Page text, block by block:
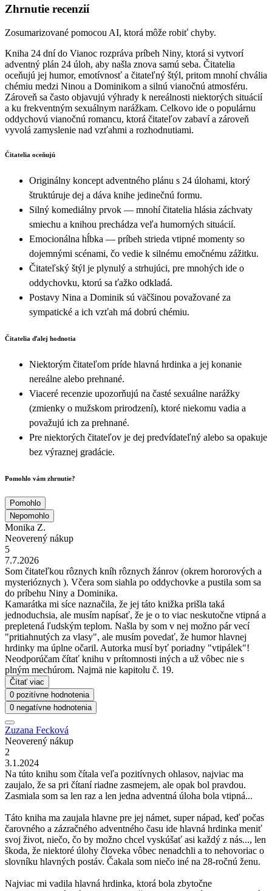
Zhrnutie recenzií
Zosumarizované pomocou AI, ktorá môže robiť chyby.
Kniha 24 dní do Vianoc rozpráva príbeh Niny, ktorá si vytvorí
adventný plán 24 úloh, aby našla znova samú seba. Čitatelia
oceňujú jej humor, emotívnosť a čitateľný štýl, pritom mnohí chvália
chémiu medzi Ninou a Dominikom a silnú vianočnú atmosféru.
Zároveň sa často objavujú výhrady k nereálnosti niektorých situácií
a ku frekventným sexuálnym narážkam. Celkovo ide o populárnu
oddychovú vianočnú romancu, ktorá čitateľov zabaví a zároveň
vyvolá zamyslenie nad vzťahmi a rozhodnutiami.
Čitatelia oceňujú
Originálny koncept adventného plánu s 24 úlohami, ktorý
štruktúruje dej a dáva knihe jedinečnú formu.
Silný komediálny prvok — mnohí čitatelia hlásia záchvaty
smiechu a knihou prechádza veľa humorných situácií.
Emocionálna hĺbka — príbeh strieda vtipné momenty so
dojemnými scénami, čo vedie k silnému emočnému zážitku.
Čitateľský štýl je plynulý a strhujúci, pre mnohých ide o
oddychovku, ktorú sa ťažko odkladá.
Postavy Ninа a Dominik sú väčšinou považované za
sympatické a ich vzťah má dobrú chémiu.
Čitatelia ďalej hodnotia
Niektorým čitateľom príde hlavná hrdinka a jej konanie
nereálne alebo prehnané.
Viaceré recenzie upozorňujú na časté sexuálne narážky
(zmienky o mužskom prirodzení), ktoré niekomu vadia a
považujú ich za prehnané.
Pre niektorých čitateľov je dej predvídateľný alebo sa opakuje
bez výraznej gradácie.
Pomohlo vám zhrnutie?
Pomohlo
Nepomohlo
Monika Z.
Neoverený nákup
5
7.7.2026
Som čitateľkou rôznych kníh rôznych žánrov (okrem hororových a
mysterióznych ). Včera som siahla po oddychovke a pustila som sa
do príbehu Niny a Dominika.
Kamarátka mi síce naznačila, že jej táto knižka prišla taká
jednoduchsia, ale musím napísať, že je o to viac neskutočne vtipná a
prepletená ľudským teplom. Našla by som v nej možno pár vecí
"pritiahnutých za vlasy", ale musím povedať, že humor hlavnej
hrdinky ma úplne očaril. Autorka musí byť poriadny "vtipálek"!
Neodporúčam čítať knihu v prítomnosti iných a už vôbec nie s
plným mechúrom. Najmä nie kapitolu č. 19.
Čítať viac
0 pozitívne hodnotenia
0 negatívne hodnotenia
Zuzana Fecková
Neoverený nákup
2
3.1.2024
Na túto knihu som čítala veľa pozitívnych ohlasov, najviac ma
zaujalo, že sa pri čítaní riadne zasmejem, ale opak bol pravdou.
Zasmiala som sa len raz a len jedna adventná úloha bola vtipná...
Táto kniha ma zaujala hlavne pre jej námet, super nápad, keď počas
čarovného a zázračného adventného času ide hlavná hrdinka meniť
svoj život, niečo, čo by možno chcel vyskúšať asi každý z nás..., len
škoda, že niektoré úlohy človeka vôbec nenadchli a to nehovoriac o
slovníku hlavných postáv. Čakala som niečo iné na 28-ročnú ženu.
Najviac mi vadila hlavná hrdinka, ktorá bola zbytočne